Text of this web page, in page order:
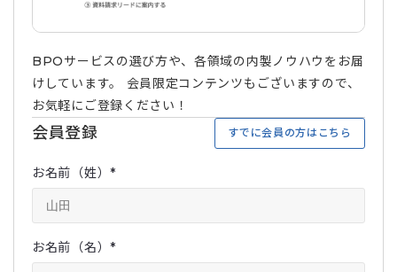
BPOサービスの選び方や、各領域の内製ノウハウをお届
けしています。 会員限定コンテンツもございますので、
お気軽にご登録ください！
会員登録 すでに会員の方はこちら
お名前（姓）*
お名前（名）*